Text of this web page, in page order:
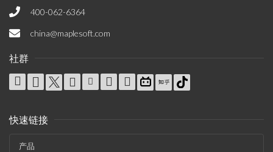
400-062-6364
china@maplesoft.com
社群
快速链接
产品